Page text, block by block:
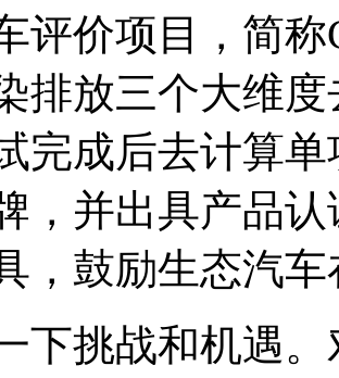
评价项目，简
排放三个大维
完成后去计算
，并出具产品
，鼓励生态汽
下挑战和机遇